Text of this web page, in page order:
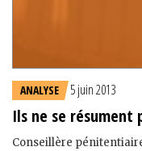
ANALYSE 5 juin 2013
Ils ne se résument
Conseillère